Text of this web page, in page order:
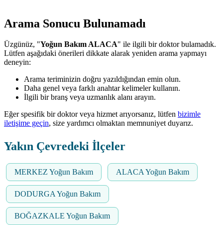
Arama Sonucu Bulunamadı
Üzgünüz, "Yoğun Bakım ALACA" ile ilgili bir doktor bulamadık.
Lütfen aşağıdaki önerileri dikkate alarak yeniden arama yapmayı
deneyin:
Arama teriminizin doğru yazıldığından emin olun.
Daha genel veya farklı anahtar kelimeler kullanın.
İlgili bir branş veya uzmanlık alanı arayın.
Eğer spesifik bir doktor veya hizmet arıyorsanız, lütfen bizimle
iletişime geçin, size yardımcı olmaktan memnuniyet duyarız.
Yakın Çevredeki İlçeler
MERKEZ Yoğun Bakım ALACA Yoğun Bakım
DODURGA Yoğun Bakım
BOĞAZKALE Yoğun Bakım